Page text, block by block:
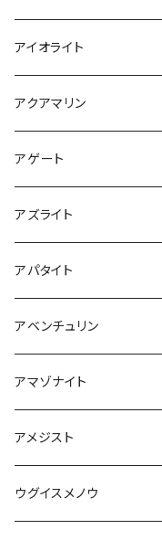
アイオライト
アクアマリン
アゲート
アズライト
アパタイト
アベンチュリン
アマゾナイト
アメジスト
ウグイスメノウ